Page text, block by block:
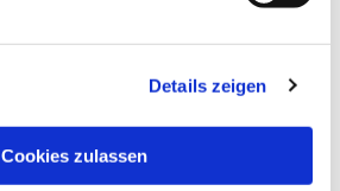
Details zeigen
Cookies zulassen